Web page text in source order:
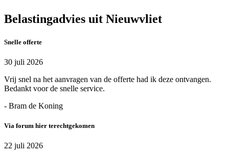
Belastingadvies uit Nieuwvliet
Snelle offerte
30 juli 2026
Vrij snel na het aanvragen van de offerte had ik deze ontvangen.
Bedankt voor de snelle service.
- Bram de Koning
Via forum hier terechtgekomen
22 juli 2026